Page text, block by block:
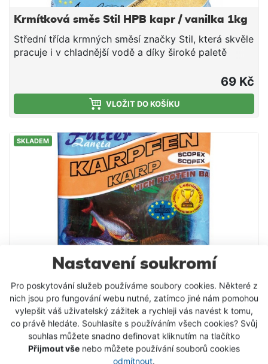
Nastavení soukromí
Pro poskytování služeb používáme soubory cookies. Některé z
nich jsou pro fungování webu nutné, zatímco jiné nám pomohou
vylepšit váš uživatelský zážitek a rychleji vás navést k tomu,
co právě hledáte. Souhlasíte s používáním všech cookies? Svůj
souhlas můžete snadno definovat kliknutím na tlačítko
Přijmout vše nebo můžete používání souborů cookies
odmítnout.
Krmítková směs Stil HPB kapr / vanilka 1kg
Střední třída krmných směsí značky Stil, která skvěle
pracuje i v chladnější vodě a díky široké paletě
pravou směs pro daný revír či cílovou rybu. V rámci
poměru ceny a nabízené kvality tyto směsi jen těžko
hledají konkurenci - doporučujeme. Složení: Mleté
pečivo Mletá obilná zrna Drcená olejnatá semena
Aromata Vysoký obsah proteinů Světlá krmítková
směs s příchutí vanilka, která je uzpůsobena
především k lovu kaprů. Má pronikavé aroma, a
pokud ryby na dané lokalitě reagují na sladká
krmení, lze s ní dosahovat mimořádných úspěchů.
69 Kč
VLOŽIT DO KOŠÍKU
SKLADEM
Krmítková směs Stil HPB kapr / scopex 1kg